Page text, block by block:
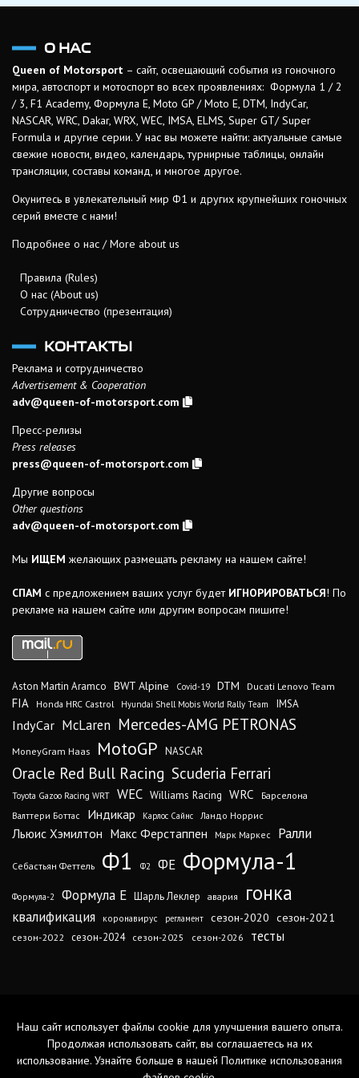
О НАС
Queen of Motorsport – сайт, освещающий события из гоночного
мира, автоспорт и мотоспорт во всех проявлениях: Формула 1 / 2
/ 3, F1 Academy, Формула Е, Moto GP / Moto E, DTM, IndyCar,
NASCAR, WRC, Dakar, WRX, WEC, IMSA, ELMS, Super GT/ Super
Formula и другие серии. У нас вы можете найти: актуальные самые
свежие новости, видео, календарь, турнирные таблицы, онлайн
трансляции, составы команд, и многое другое.
Окунитесь в увлекательный мир Ф1 и других крупнейших гоночных
серий вместе с нами!
Подробнее о нас / More about us
Правила (Rules)
О нас (About us)
Сотрудничество (презентация)
КОНТАКТЫ
Реклама и сотрудничество
Advertisement & Cooperation
adv@queen-of-motorsport.com
Пресс-релизы
Press releases
press@queen-of-motorsport.com
Другие вопросы
Other questions
adv@queen-of-motorsport.com
Мы ИЩЕМ желающих размещать рекламу на нашем сайте!
СПАМ с предложением ваших услуг будет ИГНОРИРОВАТЬСЯ! По
рекламе на нашем сайте или другим вопросам пишите!
Aston Martin Aramco BWT Alpine Covid-19 DTM Ducati Lenovo Team
FIA Honda HRC Castrol Hyundai Shell Mobis World Rally Team IMSA
IndyCar McLaren Mercedes-AMG PETRONAS
MoneyGram Haas MotoGP NASCAR
Oracle Red Bull Racing Scuderia Ferrari
Toyota Gazoo Racing WRT WEC Williams Racing WRC
Барселона
Валттери Боттас
Индикар Карлос Сайнс Ландо Норрис
Льюис Хэмилтон Макс Ферстаппен Марк Маркес Ралли
Себастьян Феттель Ф1 Ф2 ФЕ Формула-1
Формула-2 Формула Е Шарль Леклер авария гонка
квалификация коронавирус регламент сезон-2020 сезон-2021
сезон-2022 сезон-2024 сезон-2025 сезон-2026 тесты
Наш сайт использует файлы cookie для улучшения вашего опыта.
Продолжая использовать сайт, вы соглашаетесь на их
использование. Узнайте больше в нашей Политике использования